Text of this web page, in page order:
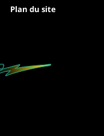
Plan du site